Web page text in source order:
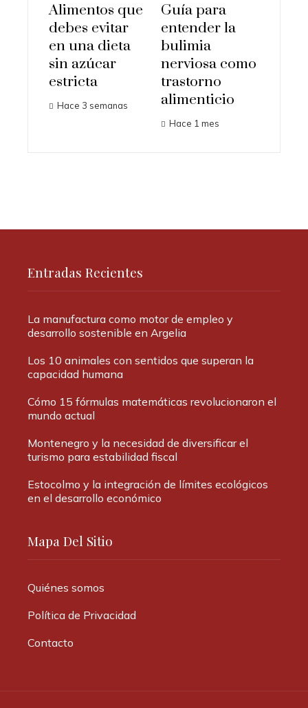
Alimentos que
debes evitar
en una dieta
sin azúcar
estricta
Hace 3 semanas
Guía para
entender la
bulimia
nerviosa como
trastorno
alimenticio
Hace 1 mes
Entradas Recientes
La manufactura como motor de empleo y
desarrollo sostenible en Argelia
Los 10 animales con sentidos que superan la
capacidad humana
Cómo 15 fórmulas matemáticas revolucionaron el
mundo actual
Montenegro y la necesidad de diversificar el
turismo para estabilidad fiscal
Estocolmo y la integración de límites ecológicos
en el desarrollo económico
Mapa Del Sitio
Quiénes somos
Política de Privacidad
Contacto